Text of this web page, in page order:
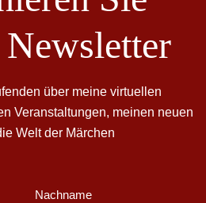
über meine virtuellen
Veranstaltungen, meinen neuen
Welt der Märchen
Nachname